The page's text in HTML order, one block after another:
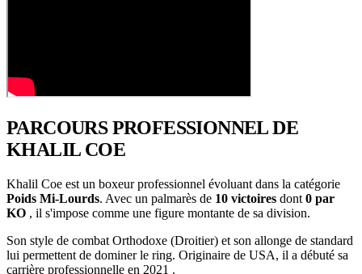
PARCOURS PROFESSIONNELDE
KHALIL COE
Khalil Coe est un boxeur professionnel évoluant dans la catégorie
Poids Mi-Lourds. Avec un palmarès de 10 victoires dont 0 par
KO , il s'impose comme une figure montante de sa division.
Son style de combat Orthodoxe (Droitier) et son allonge de standard
lui permettent de dominer le ring. Originaire de USA, il a débuté sa
carrière professionnelle en 2021 .